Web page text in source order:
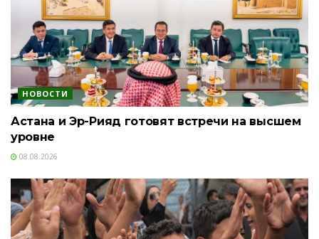
НОВОСТИ
Астана и Эр-Рияд готовят встречи на высшем
уровне
08.08.2026